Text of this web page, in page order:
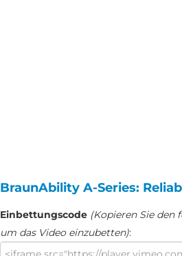
BraunAbility A-Series:
Einbettungscode (Kopieren Sie den
um das Video einzubetten):